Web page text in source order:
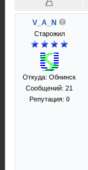
V_A_N
Старожил
Откуда: Обнинск
Сообщений: 21
Репутация: 0